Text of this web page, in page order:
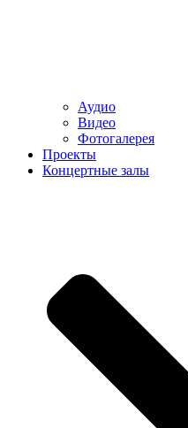
Аудио
Видео
Фотогалерея
Проекты
Концертные залы